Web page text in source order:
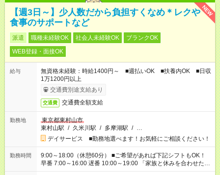
NEW
【週3日～】少人数だから負担すくなめ＊レクや
食事のサポートなど
派遣 職種未経験OK 社会人未経験OK
ブランクOK
WEB登録・面接OK
給与
無資格未経験：時給1400円～ ■週払いOK ■扶養内OK ■日収
1万1200円以上
交通費別途支給あり
交通費 交通費全額支給
勤務地
東京都東村山市
東村山駅 / 久米川駅 / 多摩湖駅 / …
デイサービス ■勤務地選べます！お気軽にご相談ください！
勤務時間
9:00～18:00（休憩60分） ■ご希望があれば下記シフトもOK！
早番 7:00～16:00 遅番 10:00～19:00 「家族と休みを合わせた
い」 「余裕を持って夕飯の準備がしたい」 「できれば残業はし